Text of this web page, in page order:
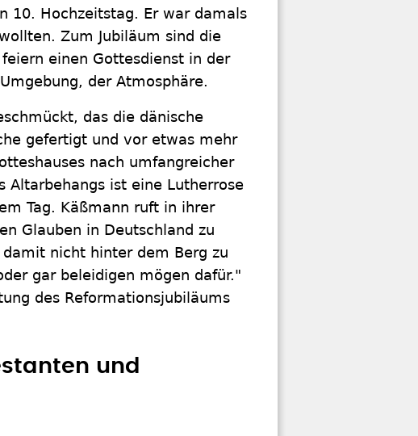
10. Hochzeitstag. Er war damals
Zum Jubiläum sind die
einen Gottesdienst in der
der Atmosphäre.
das die dänische
gefertigt und vor etwas mehr
nach umfangreicher
Altarbehangs ist eine Lutherrose
Tag. Käßmann ruft in ihrer
Glauben in Deutschland zu
nicht hinter dem Berg zu
gar beleidigen mögen dafür."
des Reformationsjubiläums
und